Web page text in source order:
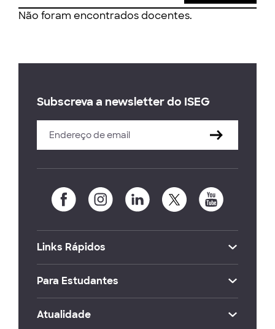
Não foram encontrados docentes.
Subscreva a newsletter do ISEG
Links Rápidos
Para Estudantes
Atualidade